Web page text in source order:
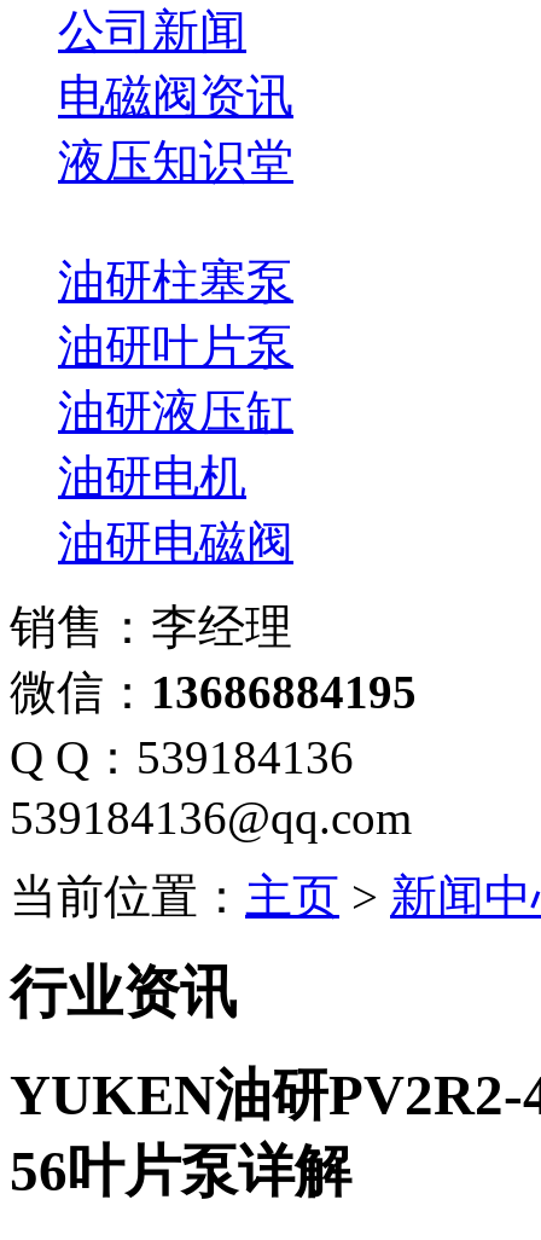
公司新闻
电磁阀资讯
液压知识堂
油研柱塞泵
油研叶片泵
油研液压缸
油研电机
油研电磁阀
销售：李经理
微信： 13686884195
Q Q：539184136
539184136@qq.com
当前位置： 主页 > 新闻
行业资讯
YUKEN油研PV2R2-
56叶片泵详解